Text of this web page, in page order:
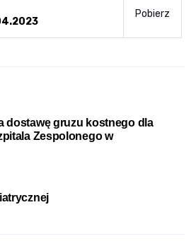
Pobierz
dostawę gruzu kostnego dla
Zespolonego w